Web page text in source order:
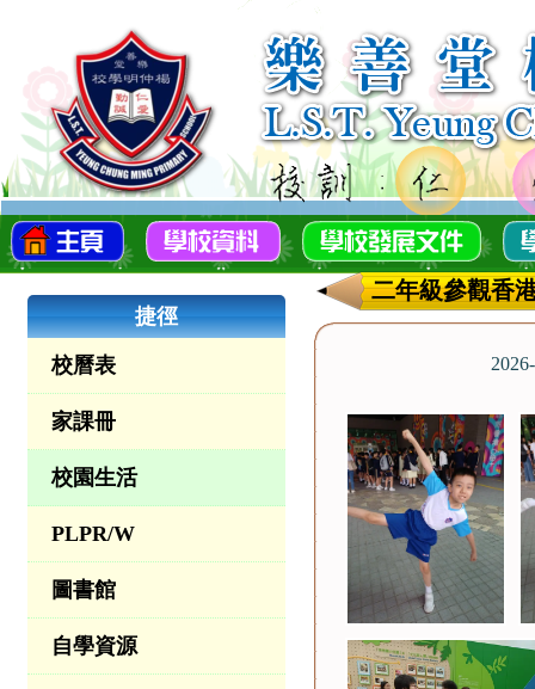
捷徑
校曆表
家課冊
校園生活
PLPR/W
圖書館
自學資源
二年級參觀香